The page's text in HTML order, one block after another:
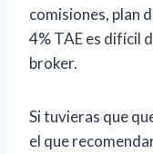
comisiones, plan
4% TAE es difícil
broker.
Si tuvieras que
el que